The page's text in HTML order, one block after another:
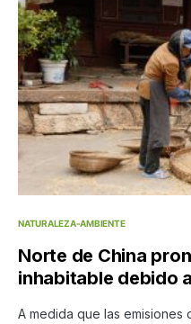
NATURALEZA-AMBIENTE
Norte de China
inhabitable debido
A medida que las emisiones